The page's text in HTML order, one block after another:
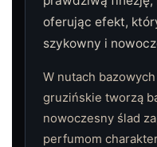
oferując efekt,
szykowny i
W nutach
gruzińskie tworzą
nowoczesny ślad
perfumom